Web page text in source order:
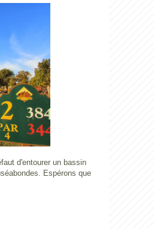
d'entourer un bassin
Espérons que